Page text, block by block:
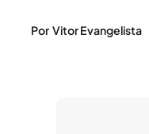
Por Vitor Evangelista